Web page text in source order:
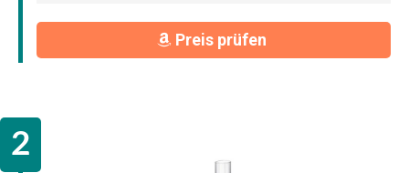
Preis prüfen